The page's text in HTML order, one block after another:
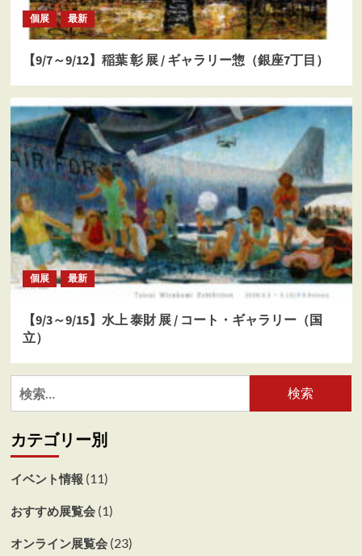
個展 最新
【9/7～9/12】稲葉 彰 展 / ギャラリー惣（銀座7丁目）
個展 最新
【9/3～9/15】水上 泰財 展 / コート・ギャラリー（国
立）
検
索:
カテゴリー別
イベント情報 (11)
おすすめ展覧会(1)
オンライン展覧会(23)